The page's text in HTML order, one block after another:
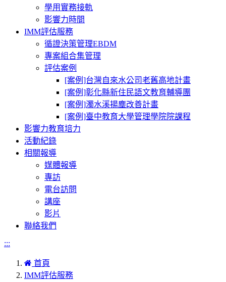
學用實務接軌
影響力時間
IMM評估服務
循證決策管理EBDM
專案組合集管理
評估案例
[案例]台灣自來水公司老舊高地計畫
[案例]彰化縣新住民語文教育輔導團
[案例]濁水溪揚塵改善計畫
[案例]臺中教育大學管理學院院課程
影響力教育培力
活動紀錄
相關報導
媒體報導
專訪
電台訪問
講座
影片
聯絡我們
:::
首頁
IMM評估服務